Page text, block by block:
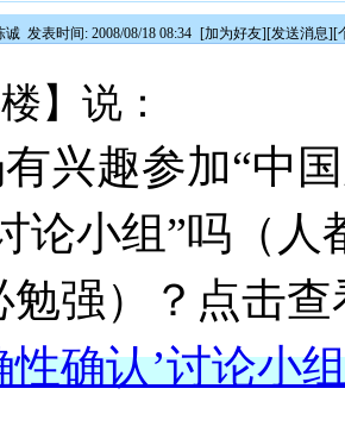
诚 发表时间: 2008/08/18 08:34 [加为好友][发送消息][
】说：
兴趣参加“中
论小组”吗（
勉强）？点击
确认’讨论小